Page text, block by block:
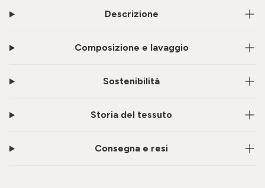
Descrizione
Composizione e lavaggio
Sostenibilità
Storia del tessuto
Consegna e resi